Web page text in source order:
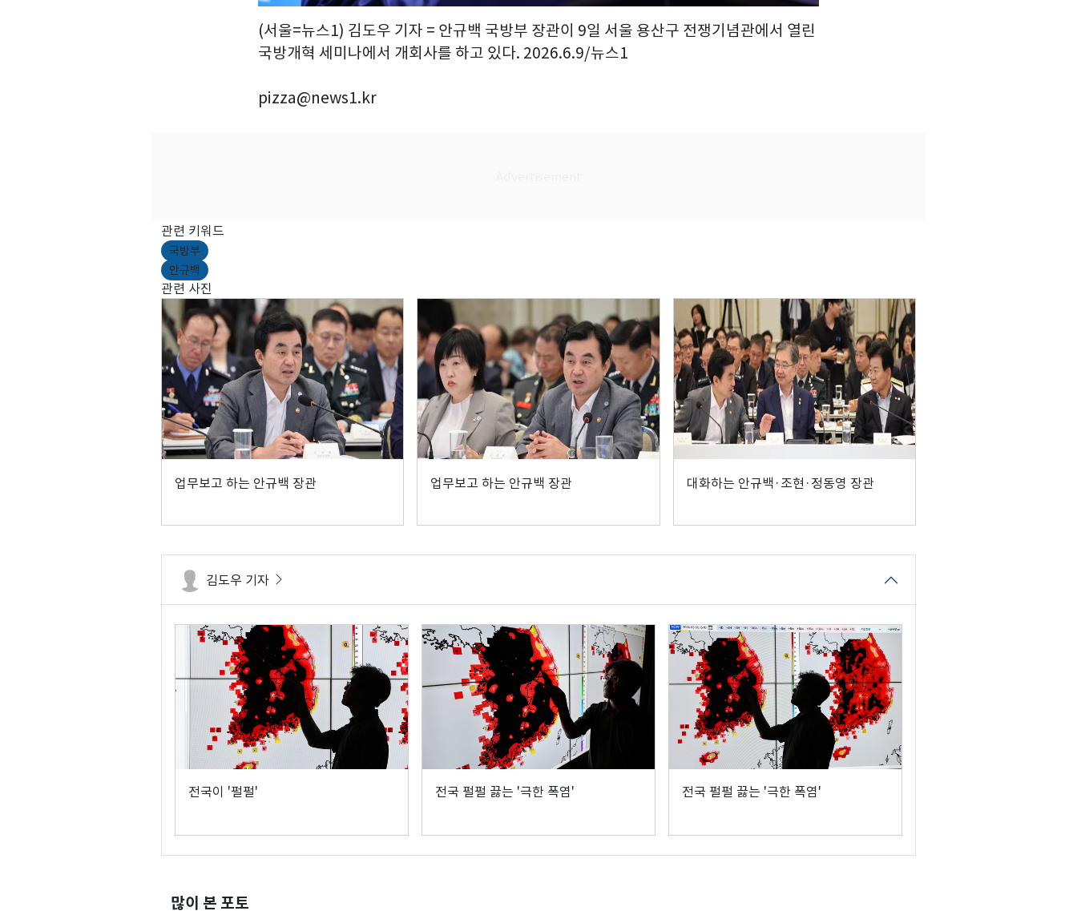
(서울=뉴스1) 김도우 기자 = 안규백 국방부 장관이 9일 서울 용산구 전쟁기념관에서 열린
국방개혁 세미나에서 개회사를 하고 있다. 2026.6.9/뉴스1
pizza@news1.kr
관련 키워드
국방부
안규백
관련 사진
업무보고 하는 안규백 장관 업무보고 하는 안규백 장관 대화하는 안규백·조현·정동영 장관
김도우 기자
전국이 '펄펄' 전국 펄펄 끓는 '극한 폭염' 전국 펄펄 끓는 '극한 폭염'
많이 본 포토